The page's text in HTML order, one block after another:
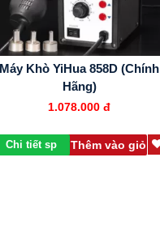
Máy Khò YiHua 858D (Chính
Hãng)
1.078.000 đ
Chi tiết sp Thêm vào giỏ